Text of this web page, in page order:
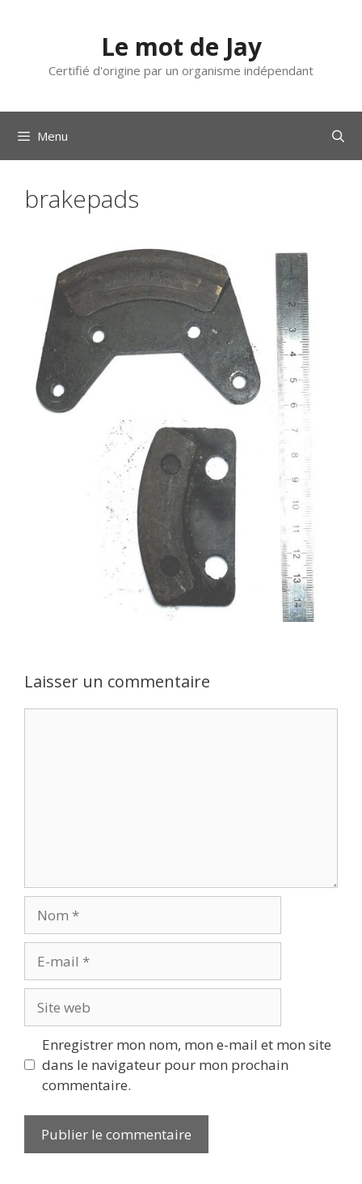
Le mot de Jay
Certifié d'origine par un organisme indépendant
Menu
brakepads
Laisser un commentaire
mail
web
Enregistrer mon nom, mon e-mail et mon site
dans le navigateur pour mon prochain
commentaire.